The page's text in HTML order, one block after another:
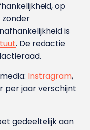
op
zonder
is
. De redactie
Instragram,
per jaar verschijnt
gedeeltelijk aan